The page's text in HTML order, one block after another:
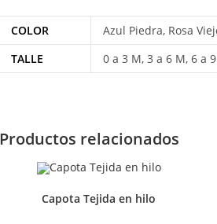
COLOR
Azul Piedra, Rosa
TALLE
0 a 3 M, 3 a 6 M, 6 a
Productos relacionados
Capota Tejida en hilo